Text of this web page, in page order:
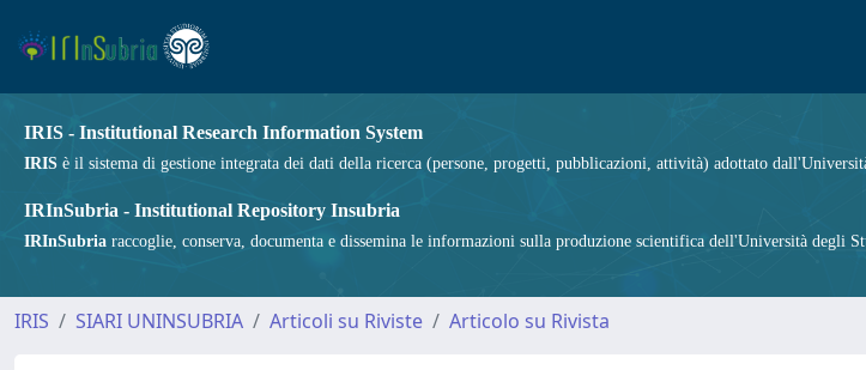
IRIS - Institutional Research Information System
IRIS è il sistema di gestione integrata dei dati della ricerca (persone, progetti, pubblicazioni, attività) adottato
IRInSubria - Institutional Repository Insubria
IRInSubria raccoglie, conserva, documenta e dissemina le informazioni sulla produzione scientifica dell'Università degli
IRIS SIARI UNINSUBRIA Articoli su Riviste Articolo su Rivista